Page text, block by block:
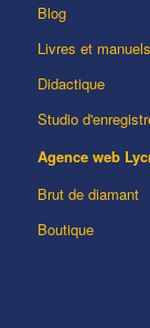
Blog
Livres et manuels
Didactique
Studio
Agence web
Brut de diamant
Boutique